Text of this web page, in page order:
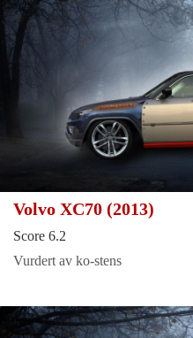
Volvo XC70 (2013)
Score 6.2
Vurdert av ko-stens